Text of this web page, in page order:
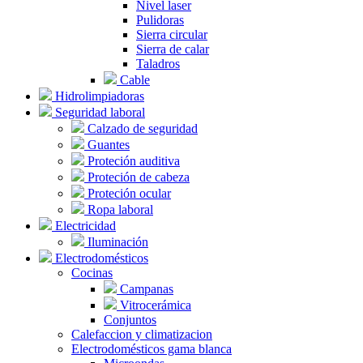
Nivel laser
Pulidoras
Sierra circular
Sierra de calar
Taladros
Cable
Hidrolimpiadoras
Seguridad laboral
Calzado de seguridad
Guantes
Proteción auditiva
Proteción de cabeza
Proteción ocular
Ropa laboral
Electricidad
Iluminación
Electrodomésticos
Cocinas
Campanas
Vitrocerámica
Conjuntos
Calefaccion y climatizacion
Electrodomésticos gama blanca